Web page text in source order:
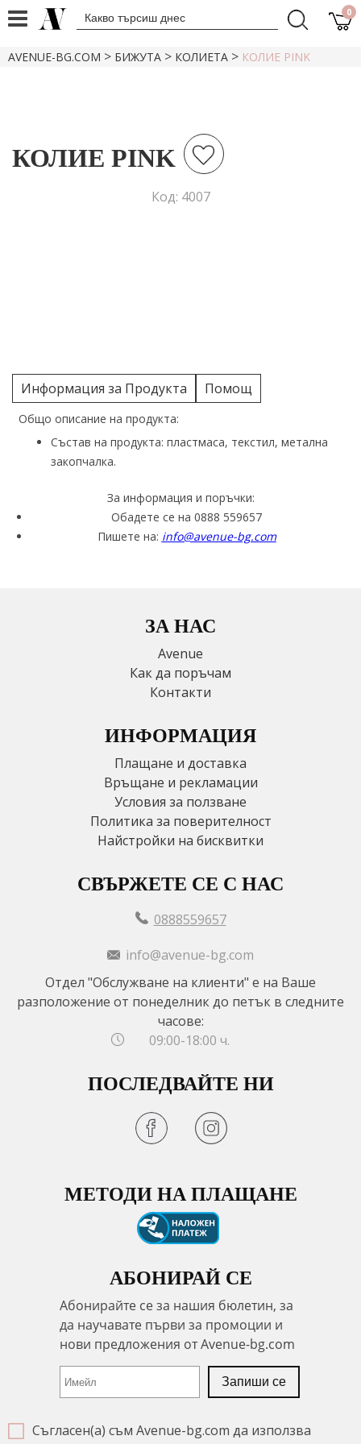
0
AVENUE-BG.COM > БИЖУТА > КОЛИЕТА > КОЛИЕ PINK
КОЛИЕ PINK
Код: 4007
Информация за Продукта Помощ
Общо описание на продукта:
Състав на продукта: пластмаса, текстил, метална
закопчалка.
За информация и поръчки:
Обадете се на 0888 559657
Пишете на: info@avenue-bg.com
ЗА НАС
Avenue
Как да поръчам
Контакти
ИНФОРМАЦИЯ
Плащане и доставка
Връщане и рекламации
Условия за ползване
Политика за поверителност
Найстройки на бисквитки
СВЪРЖЕТЕ СЕ С НАС
0888559657
info@avenue-bg.com
Отдел "Обслужване на клиенти" е на Ваше
разположение от понеделник до петък в следните
часове:
09:00-18:00 ч.
ПОСЛЕДВАЙТЕ НИ
МЕТОДИ НА ПЛАЩАНЕ
АБОНИРАЙ СЕ
Съгласен(а) съм Avenue-bg.com да използва